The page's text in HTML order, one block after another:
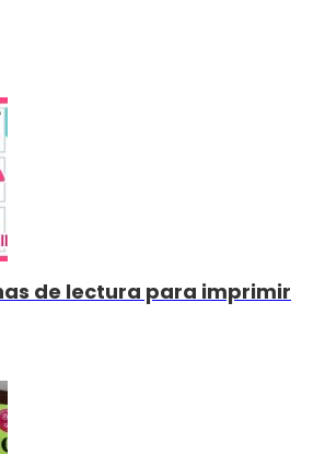
de lectura para imprimir